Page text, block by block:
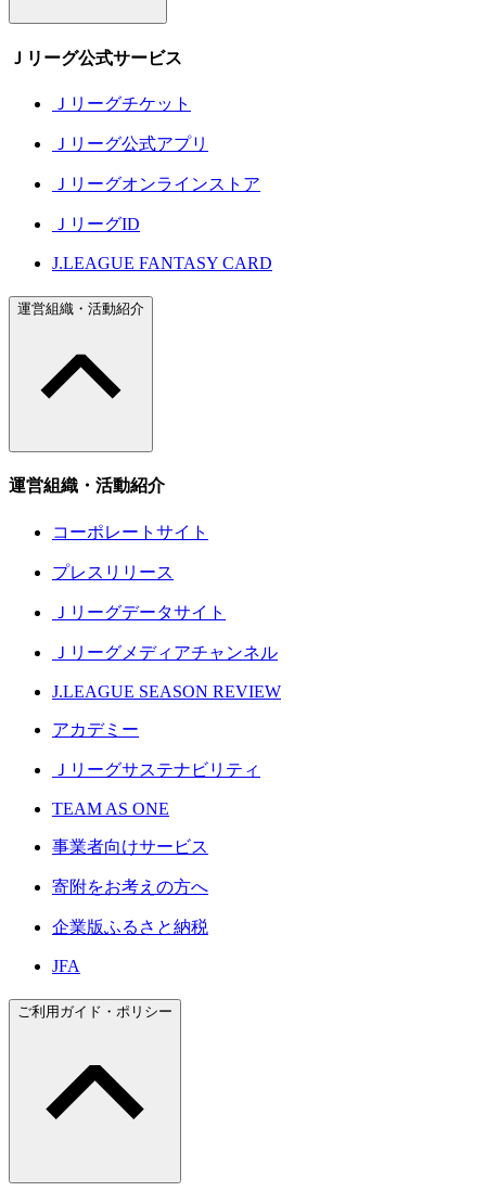
Ｊリーグ公式サービス
Ｊリーグチケット
Ｊリーグ公式アプリ
Ｊリーグオンラインストア
ＪリーグID
J.LEAGUE FANTASY CARD
運営組織・活動紹介
運営組織・活動紹介
コーポレートサイト
プレスリリース
Ｊリーグデータサイト
Ｊリーグメディアチャンネル
J.LEAGUE SEASON REVIEW
アカデミー
Ｊリーグサステナビリティ
TEAM AS ONE
事業者向けサービス
寄附をお考えの方へ
企業版ふるさと納税
JFA
ご利用ガイド・ポリシー